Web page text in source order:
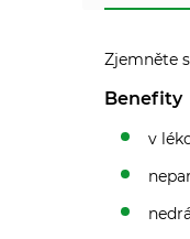
Zjemněte
Benefity
v